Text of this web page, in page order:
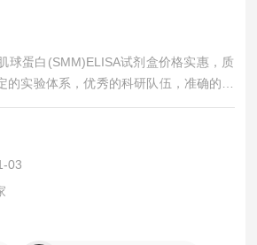
球蛋白(SMM)ELISA试剂盒价格实惠，质
的实验体系，优秀的科研队伍，准确的实
的合作伙伴，凡购买我司的试剂盒产品都
03